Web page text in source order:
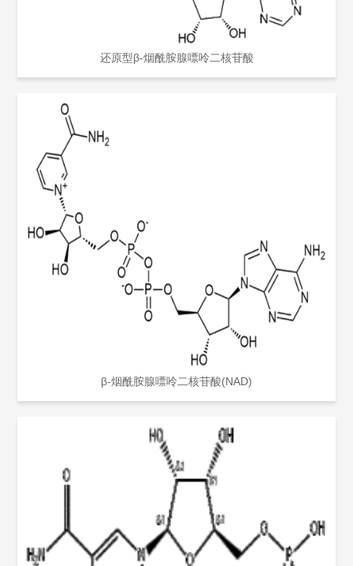
还原型β-烟酰胺腺嘌呤二核苷酸
β-烟酰胺腺嘌呤二核苷酸(NAD)